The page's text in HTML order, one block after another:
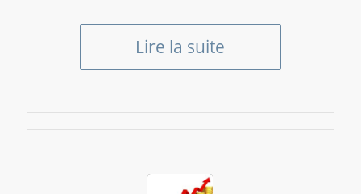
Lire la suite